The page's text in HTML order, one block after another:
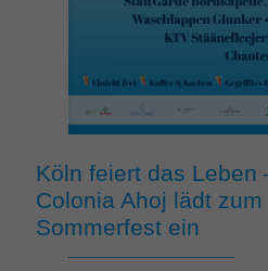
Köln feiert das Leben
Colonia Ahoj lädt
Sommerfest ein